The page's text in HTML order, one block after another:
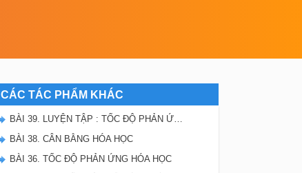
CÁC TÁC PHẨM KHÁC
BÀI 39. LUYỆN TẬP : TỐC ĐỘ PHẢN ỨNG VÀ CÂN BẰNG HÓA HỌC
BÀI 38. CÂN BẰNG HÓA HỌC
BÀI 36. TỐC ĐỘ PHẢN ỨNG HÓA HỌC